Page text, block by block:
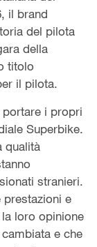
il brand
del pilota
della
titolo
il pilota.
portare i propri
Superbike.
qualità
stranieri.
e
loro opinione
e che